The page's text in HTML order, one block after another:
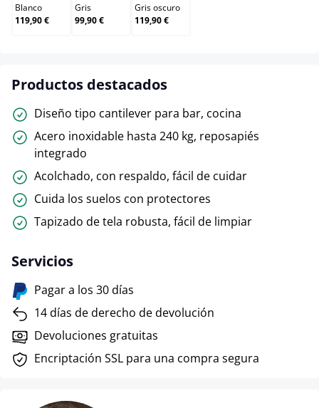
Blanco
119,90 €
Gris
99,90 €
Gris oscuro
119,90 €
Productos destacados
Diseño tipo cantilever para bar, cocina
Acero inoxidable hasta 240 kg, reposapiés
integrado
Acolchado, con respaldo, fácil de cuidar
Cuida los suelos con protectores
Tapizado de tela robusta, fácil de limpiar
Servicios
Pagar a los 30 días
14 días de derecho de devolución
Devoluciones gratuitas
Encriptación SSL para una compra segura